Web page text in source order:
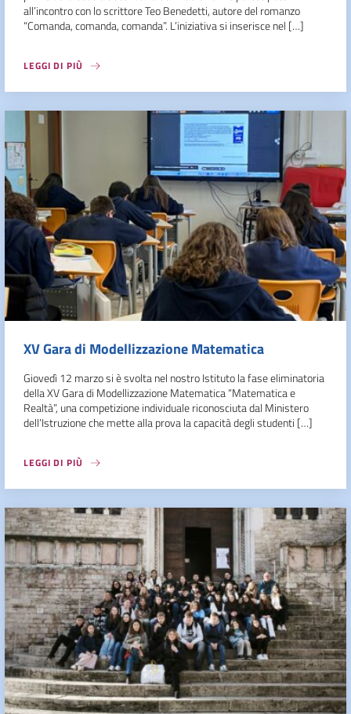
all’incontro con lo scrittore Teo Benedetti, autore del romanzo
“Comanda, comanda, comanda”. L’iniziativa si inserisce nel […]
LEGGI DI PIÙ
XV Gara di Modellizzazione Matematica
Giovedì 12 marzo si è svolta nel nostro Istituto la fase eliminatoria
della XV Gara di Modellizzazione Matematica “Matematica e
Realtà”, una competizione individuale riconosciuta dal Ministero
dell’Istruzione che mette alla prova la capacità degli studenti […]
LEGGI DI PIÙ